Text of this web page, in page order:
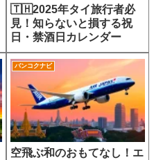
🇹🇭2025年タイ旅行者必
見！知らないと損する祝
日・禁酒日カレンダー
バンコクナビ
空飛ぶ和のおもてなし！エ